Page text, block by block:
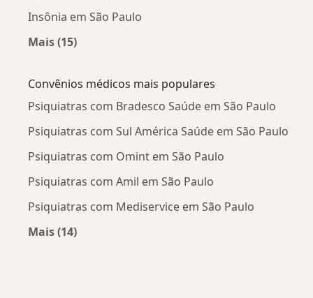
Insônia em São Paulo
Mais (15)
Convênios médicos mais populares
Psiquiatras com Bradesco Saúde em São Paulo
Psiquiatras com Sul América Saúde em São Paulo
Psiquiatras com Omint em São Paulo
Psiquiatras com Amil em São Paulo
Psiquiatras com Mediservice em São Paulo
Mais (14)